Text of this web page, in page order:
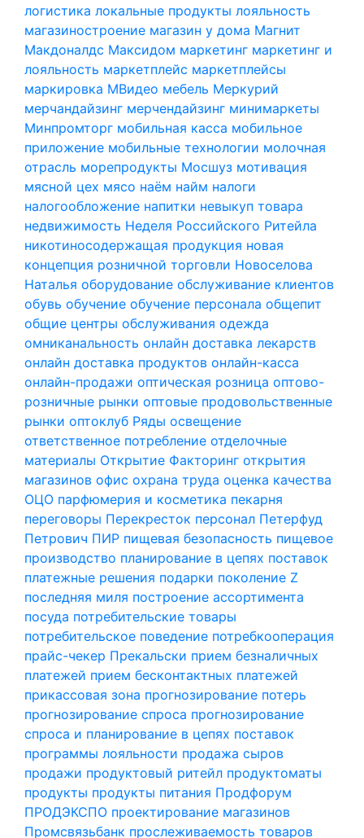
логистика локальные продукты лояльность
магазиностроение магазин у дома Магнит
Макдоналдс Максидом маркетинг маркетинг и
лояльность маркетплейс маркетплейсы
маркировка МВидео мебель Меркурий
мерчандайзинг мерчендайзинг минимаркеты
Минпромторг мобильная касса мобильное
приложение мобильные технологии молочная
отрасль морепродукты Мосшуз мотивация
мясной цех мясо наём найм налоги
налогообложение напитки невыкуп товара
недвижимость Неделя Российского Ритейла
никотиносодержащая продукция новая
концепция розничной торговли Новоселова
Наталья оборудование обслуживание клиентов
обувь обучение обучение персонала общепит
общие центры обслуживания одежда
омниканальность онлайн доставка лекарств
онлайн доставка продуктов онлайн-касса
онлайн-продажи оптическая розница оптово-
розничные рынки оптовые продовольственные
рынки оптоклуб Ряды освещение
ответственное потребление отделочные
материалы Открытие Факторинг открытия
магазинов офис охрана труда оценка качества
ОЦО парфюмерия и косметика пекарня
переговоры Перекресток персонал Петерфуд
Петрович ПИР пищевая безопасность пищевое
производство планирование в цепях поставок
платежные решения подарки поколение Z
последняя миля построение ассортимента
посуда потребительские товары
потребительское поведение потребкооперация
прайс-чекер Прекальски прием безналичных
платежей прием бесконтактных платежей
прикассовая зона прогнозирование потерь
прогнозирование спроса прогнозирование
спроса и планирование в цепях поставок
программы лояльности продажа сыров
продажи продуктовый ритейл продуктоматы
продукты продукты питания Продфорум
ПРОДЭКСПО проектирование магазинов
Промсвязьбанк прослеживаемость товаров